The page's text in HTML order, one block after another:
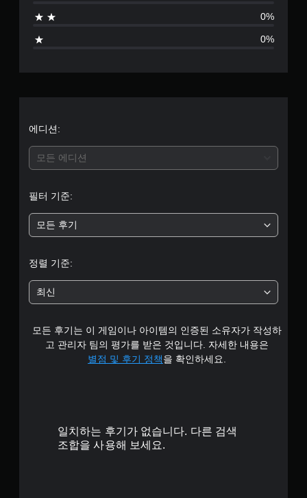
로
평
균
개
별
0%
0%
에디션:
모든 에디션
필터 기준:
모든 후기
정렬 기준:
최신
모든 후기는 이 게임이나 아이템의 인증된 소유자가 작성하
고 관리자 팀의 평가를 받은 것입니다. 자세한 내용은
별점 및 후기 정책을 확인하세요.
일치하는 후기가 없습니다. 다른 검색
조합을 사용해 보세요.